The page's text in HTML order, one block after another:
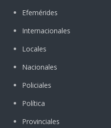
Efemérides
Internacionales
Locales
Nacionales
Policiales
Política
Provinciales